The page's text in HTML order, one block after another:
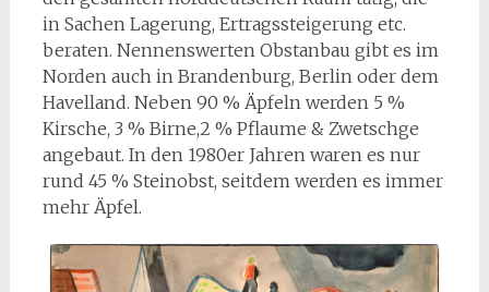
in Sachen Lagerung, Ertragssteigerung etc.
beraten. Nennenswerten Obstanbau gibt es im
Norden auch in Brandenburg, Berlin oder dem
Havelland. Neben 90 % Äpfeln werden 5 %
Kirsche, 3 % Birne,2 % Pflaume & Zwetschge
angebaut. In den 1980er Jahren waren es nur
rund 45 % Steinobst, seitdem werden es immer
mehr Äpfel.